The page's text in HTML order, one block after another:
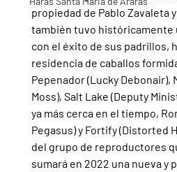
propiedad de Pablo Zavaleta
también tuvo históricamente
con el éxito de sus padrillos,
residencia de caballos
Pepenador (Lucky Debonair),
Moss), Salt Lake (Deputy
ya más cerca en el tiempo,
Pegasus) y Fortify (Distorted
del grupo de reproductores
sumará en 2022 una nueva y